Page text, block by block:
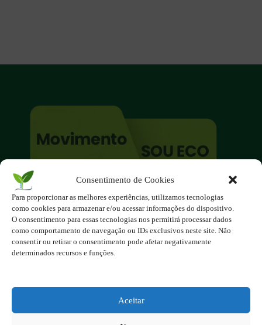
Consentimento de Cookies
Para proporcionar as melhores experiências, utilizamos tecnologias
como cookies para armazenar e/ou acessar informações do dispositivo.
O consentimento para essas tecnologias nos permitirá processar dados
como comportamento de navegação ou IDs exclusivos neste site. Não
consentir ou retirar o consentimento pode afetar negativamente
determinados recursos e funções.
Aceitar
O site é um movimento ambientalista!
Participe você também!
Podemos fazer muito
se nos unirmos!
Inscreva-se na Newsletter